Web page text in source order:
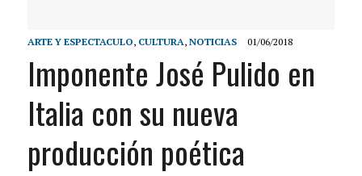
ARTE Y ESPECTACULO, CULTURA, NOTICIAS 01/06/2018
Imponente José Pulido en
Italia con su nueva
producción poética